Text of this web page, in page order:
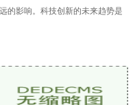
的影响。科技创新的未来趋势是